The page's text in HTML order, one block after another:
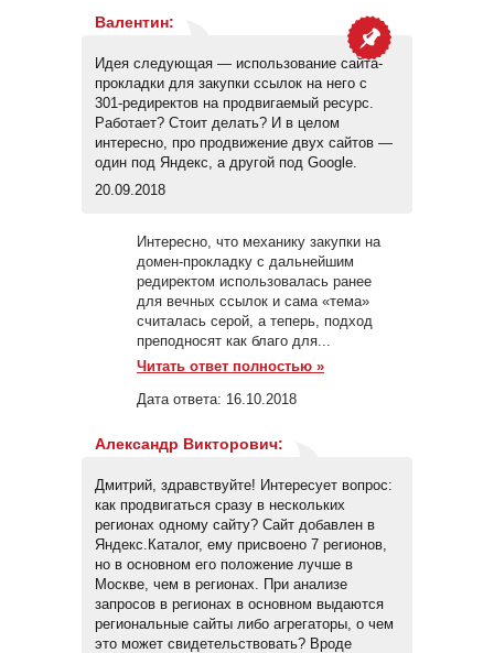
Валентин:
Идея следующая — использование сайта-
прокладки для закупки ссылок на него с
301-редиректов на продвигаемый ресурс.
Работает? Стоит делать? И в целом
интересно, про продвижение двух сайтов —
один под Яндекс, а другой под Google.
20.09.2018
Интересно, что механику закупки на
домен-прокладку с дальнейшим
редиректом использовалась ранее
для вечных ссылок и сама «тема»
считалась серой, а теперь, подход
преподносят как благо для...
Читать ответ полностью »
Дата ответа: 16.10.2018
Александр Викторович:
Дмитрий, здравствуйте! Интересует вопрос:
как продвигаться сразу в нескольких
регионах одному сайту? Сайт добавлен в
Яндекс.Каталог, ему присвоено 7 регионов,
но в основном его положение лучше в
Москве, чем в регионах. При анализе
запросов в регионах в основном выдаются
региональные сайты либо агрегаторы, о чем
это может свидетельствовать? Вроде